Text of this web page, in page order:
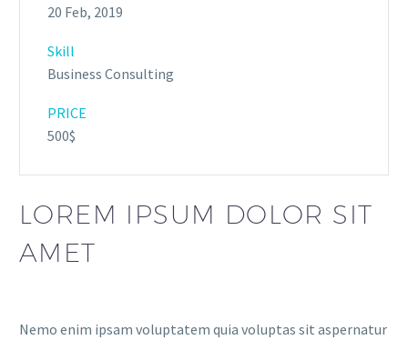
20 Feb, 2019
Skill
Business Consulting
PRICE
500$
LOREM IPSUM DOLOR SIT
AMET
Nemo enim ipsam voluptatem quia voluptas sit aspernatur